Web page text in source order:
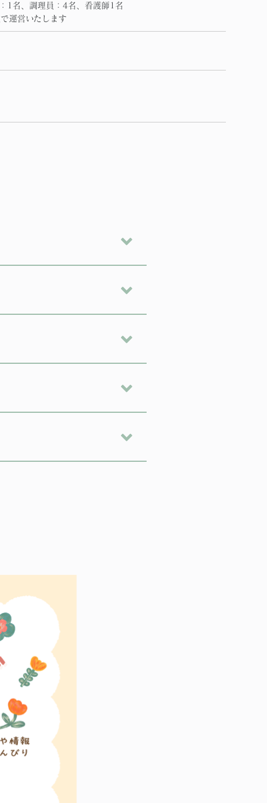
1名、調理員：4名、看護師1名
運営いたします